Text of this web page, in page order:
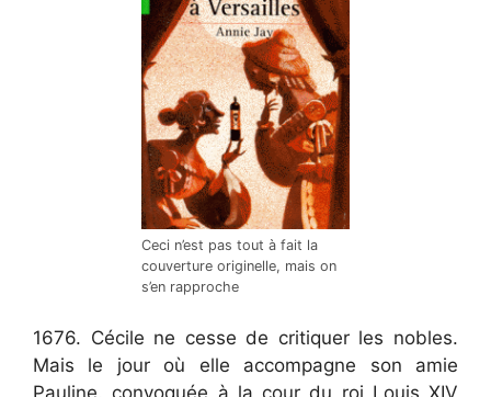
Ceci n’est pas tout à fait la
couverture originelle, mais on
s’en rapproche
1676. Cécile ne cesse de critiquer les nobles.
Mais le jour où elle accompagne son amie
Pauline, convoquée à la cour du roi Louis XIV